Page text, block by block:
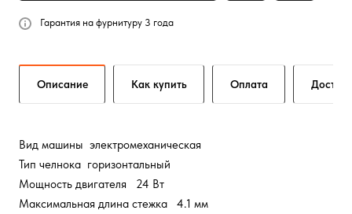
Гарантия на фурнитуру 3 года
Описание Как купить Оплата
Вид машины электромеханическая
Тип челнока горизонтальный
Мощность двигателя 24 Вт
Максимальная длина стежка 4.1 мм